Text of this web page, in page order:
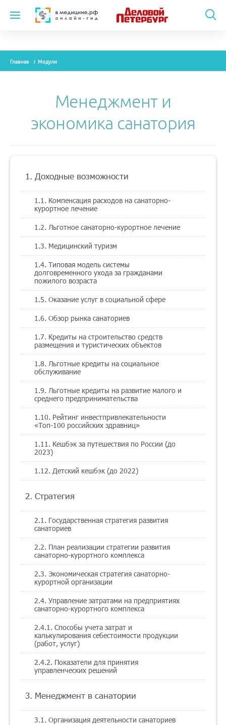
Модули
О проекте
Контакты
Помощь
Заказать звонок
Тарифы
Подписка
Кабинет
Корзина
Главная Модули
Менеджмент и
экономика санатория
1. Доходные возможности
1.1. Компенсация расходов на санаторно-
курортное лечение
1.2. Льготное санаторно-курортное лечение
1.3. Медицинский туризм
1.4. Типовая модель системы
долговременного ухода за гражданами
пожилого возраста
1.5. Оказание услуг в социальной сфере
1.6. Обзор рынка санаториев
1.7. Кредиты на строительство средств
размещения и туристических объектов
1.8. Льготные кредиты на социальное
обслуживание
1.9. Льготные кредиты на развитие малого и
среднего предпринимательства
1.10. Рейтинг инвестпривлекательности
«Топ-100 российских здравниц»
1.11. Кешбэк за путешествия по России (до
2023)
1.12. Детский кешбэк (до 2022)
2. Стратегия
2.1. Государственная стратегия развития
санаториев
2.2. План реализации стратегии развития
санаторно-курортного комплекса
2.3. Экономическая стратегия санаторно-
курортной организации
2.4. Управление затратами на предприятиях
санаторно-курортного комплекса
2.4.1. Способы учета затрат и
калькулирования себестоимости продукции
(работ, услуг)
2.4.2. Показатели для принятия
управленческих решений
3. Менеджмент в санатории
3.1. Организация деятельности санаториев